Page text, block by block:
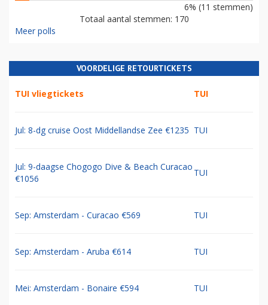
6% (11 stemmen)
Totaal aantal stemmen: 170
Meer polls
VOORDELIGE RETOURTICKETS
TUI vliegtickets TUI
Jul: 8-dg cruise Oost Middellandse Zee €1235 TUI
Jul: 9-daagse Chogogo Dive & Beach Curacao
€1056
TUI
Sep: Amsterdam - Curacao €569 TUI
Sep: Amsterdam - Aruba €614 TUI
Mei: Amsterdam - Bonaire €594 TUI